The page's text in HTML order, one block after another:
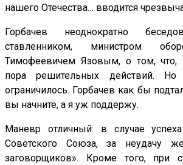
нашего Отечества… вводится
Горбачев неоднократно
ставленником, министром
Тимофеевичем Язовым, о том, что,
пора решительных действий.
ограничилось. Горбачев как бы
вы начните, а я уж поддержу.
Маневр отличный: в случае
Советского Союза, за неудачу
заговорщиков». Кроме того, при